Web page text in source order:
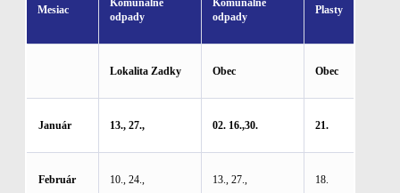
Mesiac
Komunálne
odpady
Komunálne
odpady
Plasty
Lokalita Zadky Obec Obec
Január 13., 27., 02. 16.,30. 21.
Február 10., 24., 13., 27., 18.